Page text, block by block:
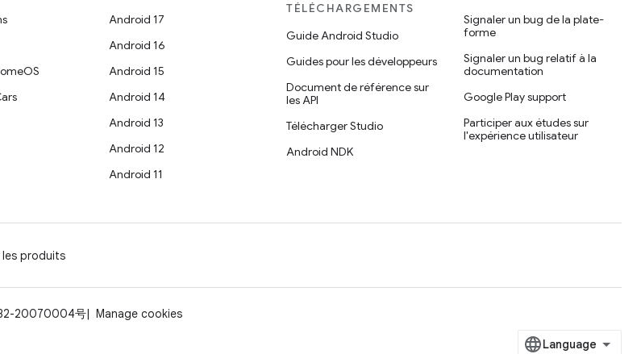
Android 17
Android 16
Android 15
Android 14
Android 13
Android 12
Android 11
TÉLÉCHARGEMENTS
Guide Android Studio
Guides pour les développeurs
Document de référence sur
les API
Télécharger Studio
Android NDK
Signaler un bug de la plate-
forme
Signaler un bug relatif à la
documentation
Google Play support
Participer aux études sur
l'expérience utilisateur
les produits
20070004号
Manage cookies